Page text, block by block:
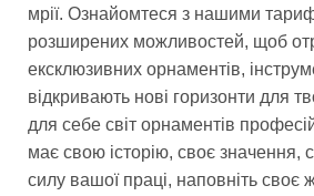
мрії. Ознайомтеся з нашими
розширених можливостей, щоб
ексклюзивних орнаментів,
відкривають нові горизонти для
для себе світ орнаментів
має свою історію, своє значення,
силу вашої праці, наповніть своє